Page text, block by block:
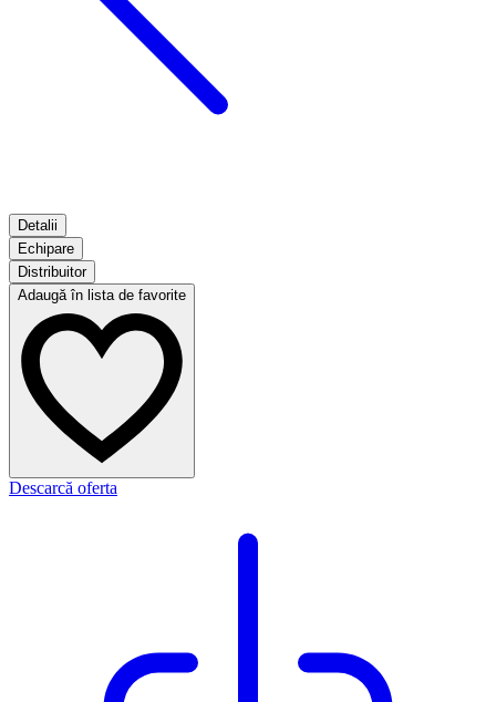
Detalii
Echipare
Distribuitor
Adaugă în lista de favorite
Descarcă oferta